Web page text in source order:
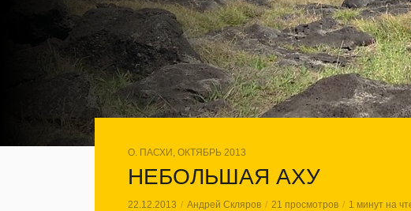
О. ПАСХИ, ОКТЯБРЬ 2013
НЕБОЛЬШАЯ АХУ
22.12.2013 Андрей Скляров 21 просмотров 1 минут на